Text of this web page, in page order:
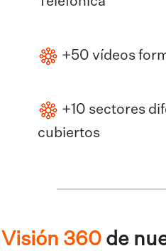
+50 vídeos
+10 sectores
cubiertos
Visión 360de